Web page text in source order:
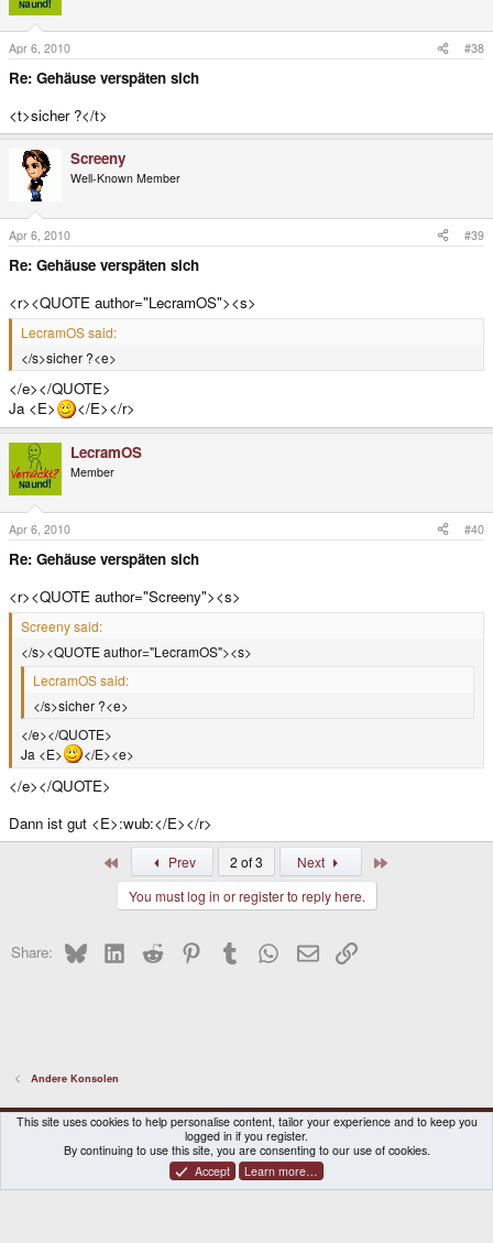
Apr 6, 2010 #38
Re: Gehäuse verspäten sich
<t>sicher ?</t>
Screeny
Well-Known Member
Apr 6, 2010 #39
Re: Gehäuse verspäten sich
<r><QUOTE author="LecramOS"><s>
LecramOS said:
</s>sicher ?<e>
</e></QUOTE>
Ja <E>
</E></r>
LecramOS
Member
Apr 6, 2010 #40
Re: Gehäuse verspäten sich
<r><QUOTE author="Screeny"><s>
Screeny said:
</s><QUOTE author="LecramOS"><s>
LecramOS said:
</s>sicher ?<e>
</e></QUOTE>
Ja <E>
</E><e>
</e></QUOTE>
Dann ist gut <E>:wub:</E></r>
Prev 2 of 3 Next
You must log in or register to reply here.
Share: BlueskyLinkedInReddit PinterestTumblr WhatsApp
EmailLink
Andere Konsolen
DragonBox Pyra
English (US)
Contact us
Terms and rules Privacy policy Help Home
® © 2010-2026 XenForo Ltd.|Certain add-on by SyTry.
This site uses cookies to help personalise content, tailor your experience and to keep you
logged in if you register.
By continuing to use this site, you are consenting to our use of cookies.
Accept
Learn more…